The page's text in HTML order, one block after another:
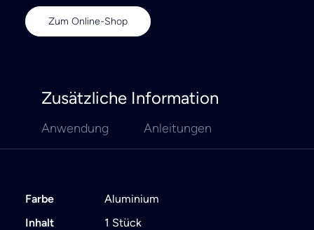
Zum Online-Shop
Zusätzliche Information
Anwendung Anleitungen
Farbe
Aluminium
Inhalt
1 Stück